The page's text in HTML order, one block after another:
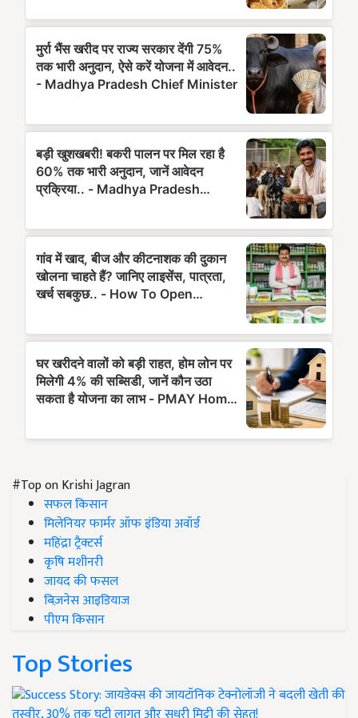
#Top on Krishi Jagran
सफल किसान
मिलेनियर फार्मर ऑफ इंडिया अवॉर्ड
महिंद्रा ट्रैक्टर्स
कृषि मशीनरी
जायद की फसल
बिज़नेस आइडियाज
पीएम किसान
Top Stories